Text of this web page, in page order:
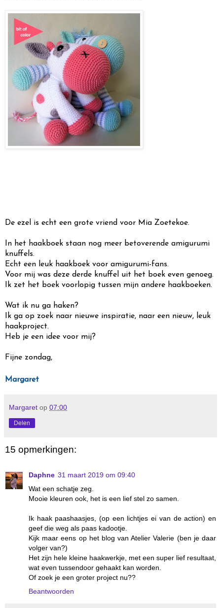
De ezel is echt een grote vriend voor Mia Zoetekoe.
In het haakboek staan nog meer betoverende amigurumi
knuffels.
Echt een leuk haakboek voor amigurumi-fans.
Voor mij was deze derde knuffel uit het boek even genoeg.
Ik zet het boek voorlopig tussen mijn andere haakboeken.
Wat ik nu ga haken?
Ik ga op zoek naar nieuwe inspiratie, naar een nieuw, leuk
haakproject.
Heb je een idee voor mij?
Fijne zondag,
Margaret
Margaret op 07:00
Delen
15 opmerkingen:
Daphne 31 maart 2019 om 09:40
Wat een schatje zeg.
Mooie kleuren ook, het is een lief stel zo samen.
Ik haak paashaasjes, (op een lichtjes ei van de action) en
geef die weg als paas kadootje.
Kijk maar eens op het blog van Atelier Valerie (ben je daar
volger van?)
Het zijn hele kleine haakwerkje, met een super lief resultaat,
wat even tussendoor gehaakt kan worden.
Of zoek je een groter project nu??
Beantwoorden